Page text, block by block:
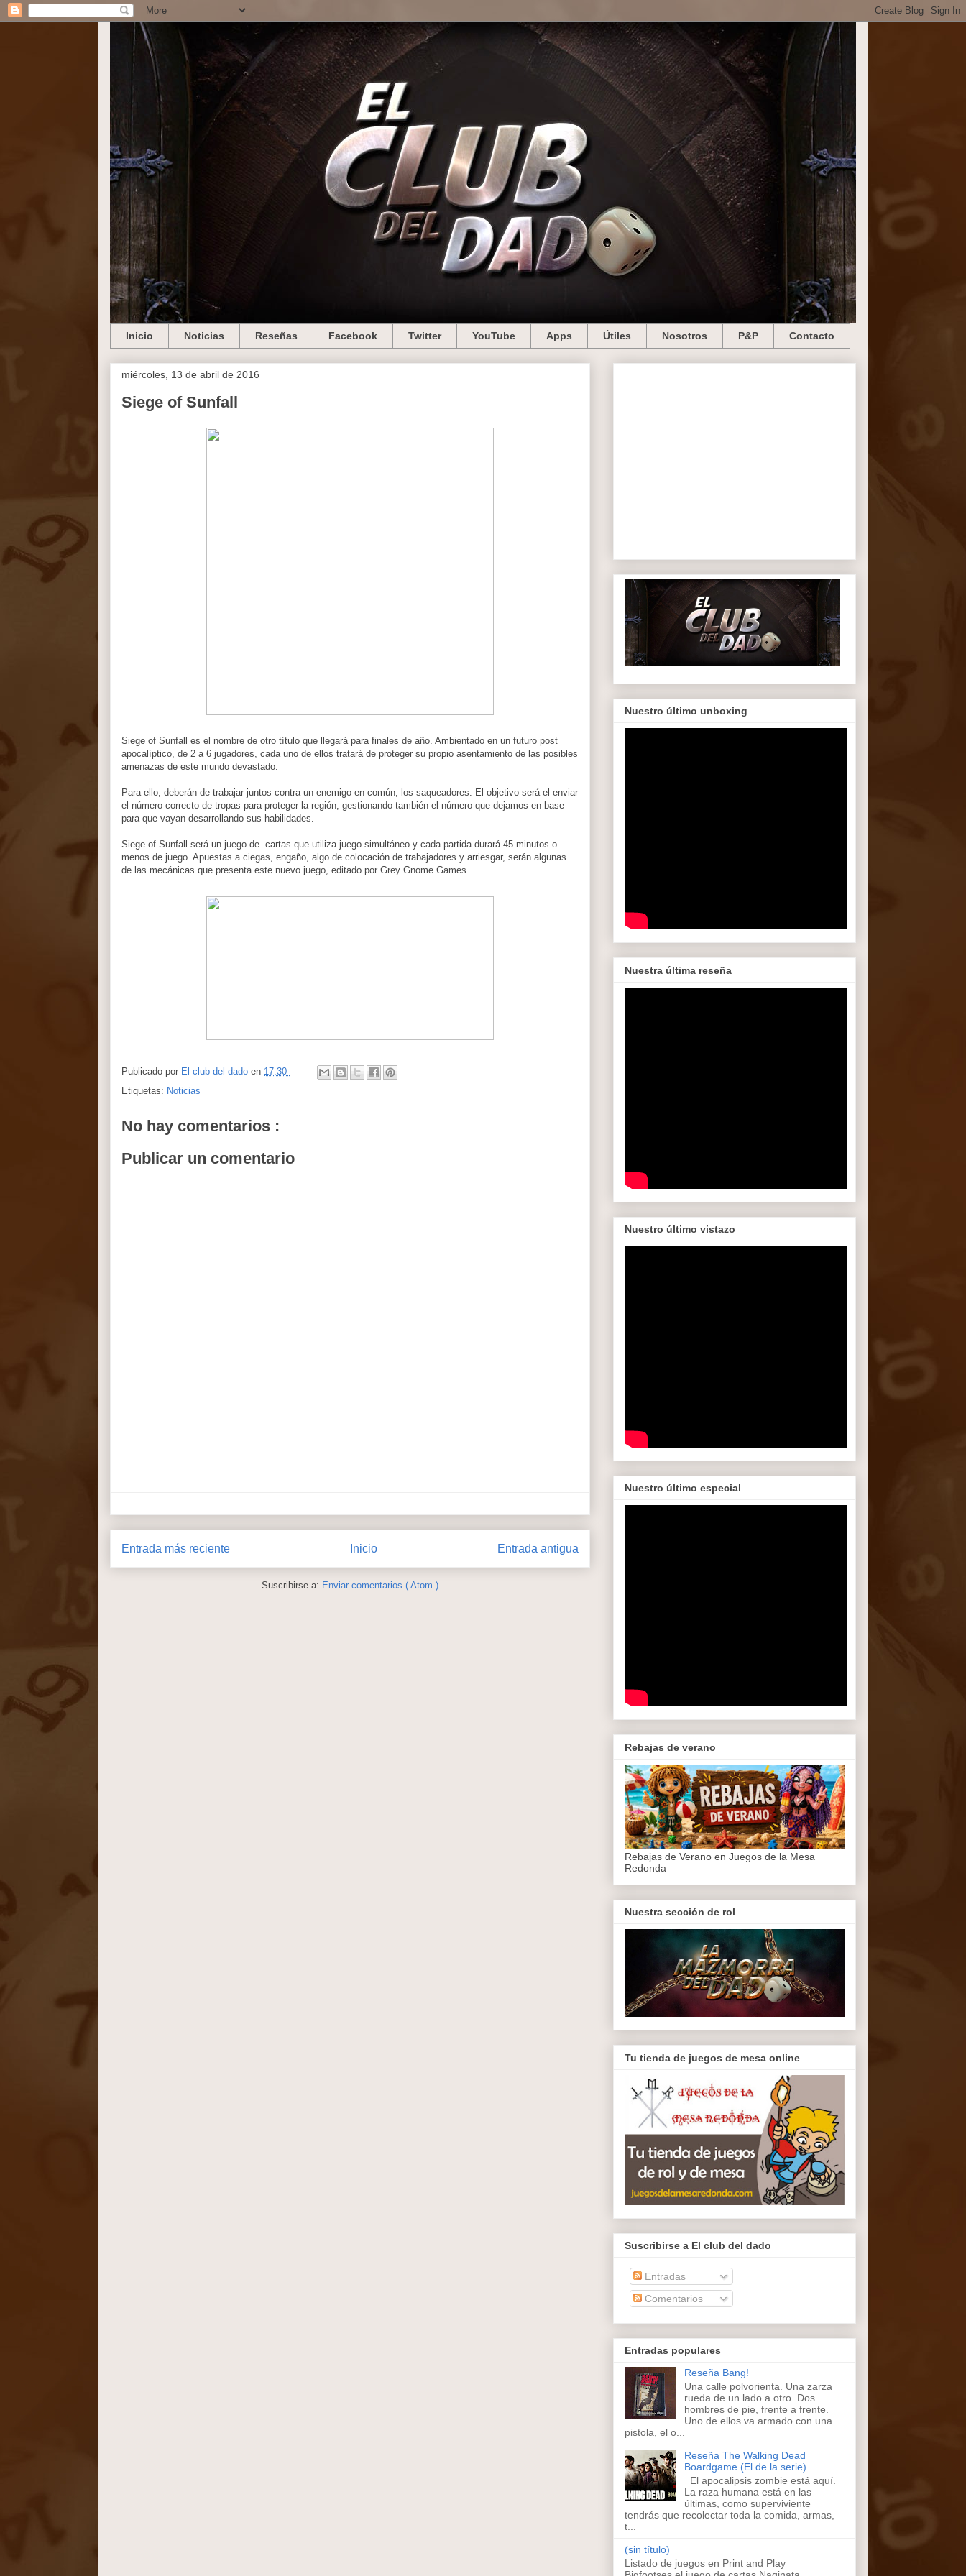
Inicio Noticias Reseñas Facebook Twitter YouTube Apps Útiles Nosotros P&P Contacto
miércoles, 13 de abril de 2016
Siege of Sunfall
Siege of Sunfall es el nombre de otro título que llegará para finales de año. Ambientado en un futuro post
apocalíptico, de 2 a 6 jugadores, cada uno de ellos tratará de proteger su propio asentamiento de las posibles
amenazas de este mundo devastado.
Para ello, deberán de trabajar juntos contra un enemigo en común, los saqueadores. El objetivo será el enviar
el número correcto de tropas para proteger la región, gestionando también el número que dejamos en base
para que vayan desarrollando sus habilidades.
Siege of Sunfall será un juego de cartas que utiliza juego simultáneo y cada partida durará 45 minutos o
menos de juego. Apuestas a ciegas, engaño, algo de colocación de trabajadores y arriesgar, serán algunas
de las mecánicas que presenta este nuevo juego, editado por Grey Gnome Games.
Publicado por El club del dado en 17:30
Etiquetas: Noticias
No hay comentarios :
Publicar un comentario
Entrada más reciente Entrada antigua
Inicio
Suscribirse a: Enviar comentarios ( Atom )
Nuestro último unboxing
Nuestra última reseña
Nuestro último vistazo
Nuestro último especial
Rebajas de verano
Rebajas de Verano en Juegos de la Mesa
Redonda
Nuestra sección de rol
Tu tienda de juegos de mesa online
Suscribirse a El club del dado
Entradas
Comentarios
Entradas populares
Reseña Bang!
Una calle polvorienta. Una zarza
rueda de un lado a otro. Dos
hombres de pie, frente a frente.
Uno de ellos va armado con una
pistola, el o...
Reseña The Walking Dead
Boardgame (El de la serie)
El apocalipsis zombie está aquí.
La raza humana está en las
últimas, como superviviente
tendrás que recolectar toda la comida, armas,
t...
(sin título)
Listado de juegos en Print and Play